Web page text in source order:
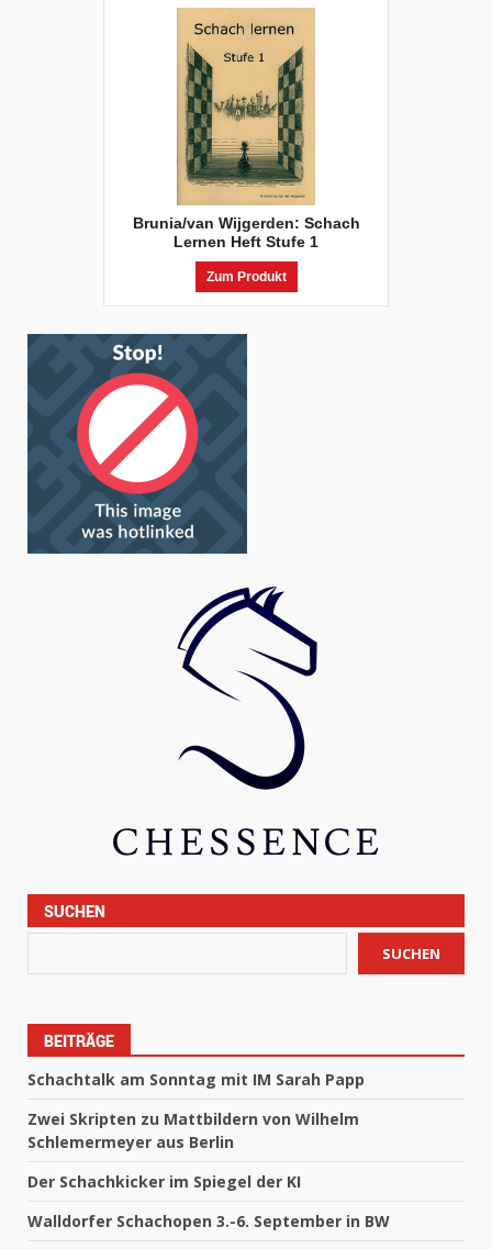
Brunia/van Wijgerden: Schach
Lernen Heft Stufe 1
Zum Produkt
SUCHEN
SUCHEN
BEITRÄGE
Schachtalk am Sonntag mit IM Sarah Papp
Zwei Skripten zu Mattbildern von Wilhelm
Schlemermeyer aus Berlin
Der Schachkicker im Spiegel der KI
Walldorfer Schachopen 3.-6. September in BW